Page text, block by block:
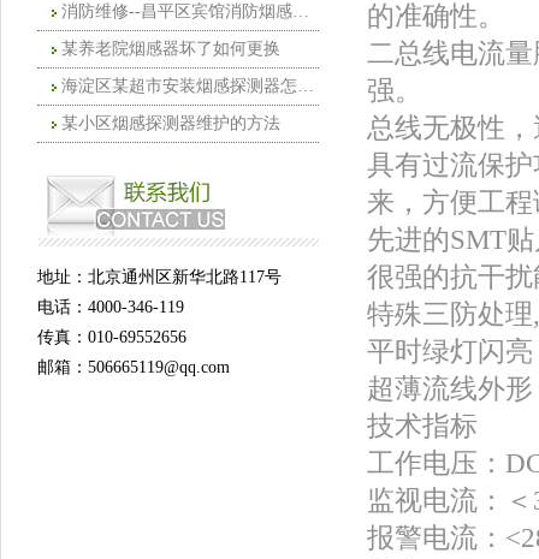
消防维修--昌平区宾馆消防烟感探测器怎
某养老院烟感器坏了如何更换
海淀区某超市安装烟感探测器怎么清洗
某小区烟感探测器维护的方法
地址：北京通州区新华北路117号
电话：4000-346-119
传真：010-69552656
邮箱：506665119@qq.com
的准确性。
二总线电流
强。
总线无极性
具有过流保
来，方便工
先进的SMT
很强的抗干
特殊三防处
平时绿灯闪
超薄流线外
技术指标
工作电压：
监视电流：
报警电流：